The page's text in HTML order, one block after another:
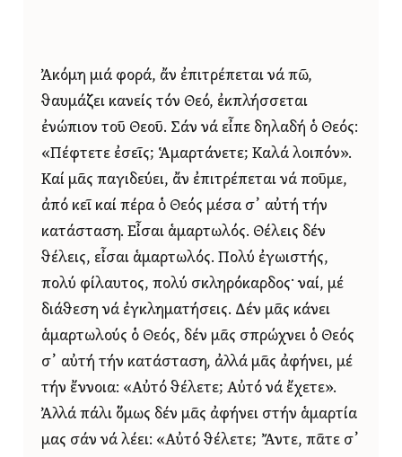
Ἀκόμη μιά φορά, ἄν ἐπιτρέπεται νά πῶ,
θαυμάζει κανείς τόν Θεό, ἐκπλήσσεται
ἐνώπιον τοῦ Θεοῦ. Σάν νά εἶπε δηλαδή ὁ Θεός:
«Πέφτετε ἐσεῖς; Ἁμαρτάνετε; Καλά λοιπόν».
Καί μᾶς παγιδεύει, ἄν ἐπιτρέπεται νά ποῦμε,
ἀπό κεῖ καί πέρα ὁ Θεός μέσα σ᾿ αὐτή τήν
κατάσταση. Εἶσαι ἁμαρτωλός. Θέλεις δέν
θέλεις, εἶσαι ἁμαρτωλός. Πολύ ἐγωιστής,
πολύ φίλαυτος, πολύ σκληρόκαρδος· ναί, μέ
διάθεση νά ἐγκληματήσεις. Δέν μᾶς κάνει
ἁμαρτωλούς ὁ Θεός, δέν μᾶς σπρώχνει ὁ Θεός
σ᾿ αὐτή τήν κατάσταση, ἀλλά μᾶς ἀφήνει, μέ
τήν ἔννοια: «Αὐτό θέλετε; Αὐτό νά ἔχετε».
Ἀλλά πάλι ὅμως δέν μᾶς ἀφήνει στήν ἁμαρτία
μας σάν νά λέει: «Αὐτό θέλετε; Ἄντε, πᾶτε σ᾿